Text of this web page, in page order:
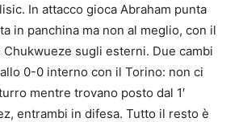
In attacco gioca Abraham punta
in panchina ma non al meglio, con il
sugli esterni. Due cambi
0-0 interno con il Torino: non ci
mentre trovano posto dal 1′
entrambi in difesa. Tutto il resto è